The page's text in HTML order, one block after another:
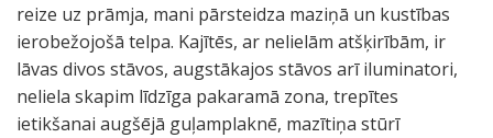
reize uz prāmja, mani pārsteidza maziņā un kustības
ierobežojošā telpa. Kajītēs, ar nelielām atšķirībām, ir
lāvas divos stāvos, augstākajos stāvos arī iluminatori,
neliela skapim līdzīga pakaramā zona, trepītes
ietikšanai augšējā guļamplaknē, mazītiņa stūrī